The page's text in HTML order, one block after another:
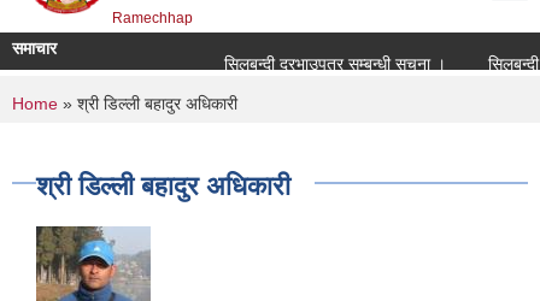
Ramechhap
समाचार
सिलबन्दी दरभाउपत्र सम्बन्धी सूचना ।
सिलबन्दी
You are here
Home » श्री डिल्ली बहादुर अधिकारी
श्री डिल्ली बहादुर अधिकारी